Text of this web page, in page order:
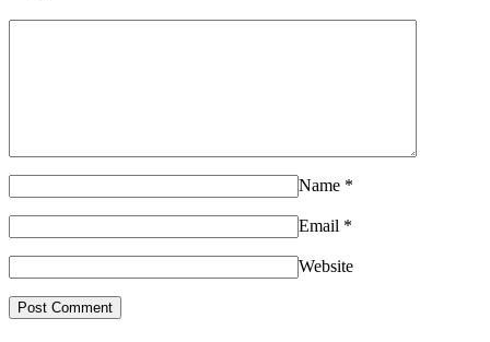
Name *
Email *
Website